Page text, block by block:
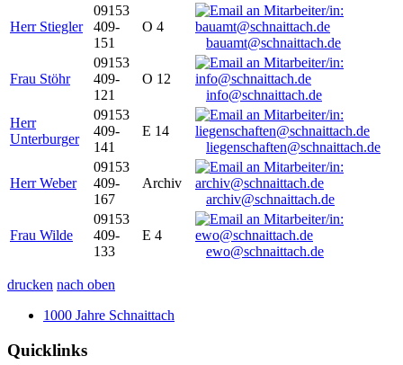
Herr Stiegler
09153
409-
151
O 4
bauamt@schnaittach.de
Frau Stöhr
09153
409-
121
O 12
info@schnaittach.de
Herr
Unterburger
09153
409-
141
E 14
liegenschaften@schnaittach.de
Herr Weber
09153
409-
167
Archiv
archiv@schnaittach.de
Frau Wilde
09153
409-
133
E 4
ewo@schnaittach.de
drucken nach oben
1000 Jahre Schnaittach
Quicklinks